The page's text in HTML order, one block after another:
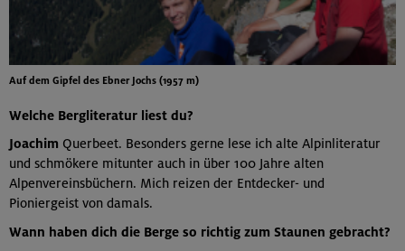
Auf dem Gipfel des Ebner Jochs (1957 m)
Welche Bergliteratur liest du?
Joachim Querbeet. Besonders gerne lese ich alte Alpinliteratur
und schmökere mitunter auch in über 100 Jahre alten
Alpenvereinsbüchern. Mich reizen der Entdecker- und
Pioniergeist von damals.
Wann haben dich die Berge so richtig zum Staunen gebracht?